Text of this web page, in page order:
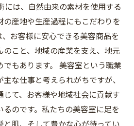
には、自然由来の素材を使用する
の産地や生産過程にもこだわりを
お客様に安心できる美容商品を
のこと、地域の産業を支え、地元
もあります。 美容室という職業
な仕事と考えられがちですが、
て、お客様や地域社会に貢献す
のです。私たちの美容室に足を
肌、そして豊かな心が待ってい